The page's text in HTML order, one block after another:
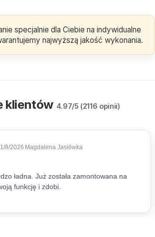
specjalnie dla Ciebie na indywidualne
najwyższą jakość wykonania.
klientów 4.97/5 (2116 opinii)